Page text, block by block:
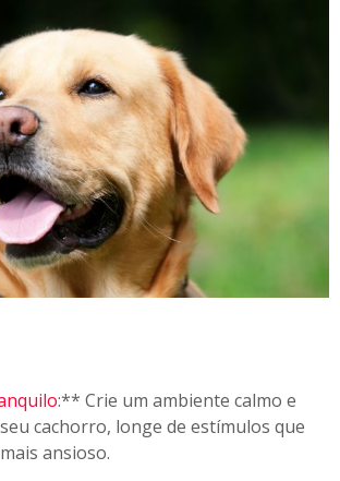
:** Crie um ambiente calmo e
cachorro, longe de estímulos que
ansioso.